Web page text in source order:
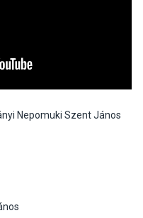
Nepomuki Szent János